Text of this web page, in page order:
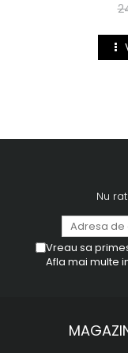
Nu
Vreau sa
Afla mai multe